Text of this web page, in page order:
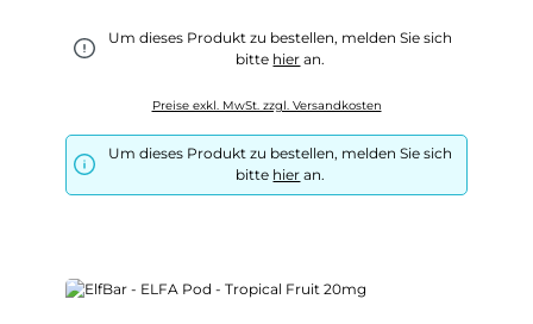
Um dieses Produkt zu bestellen, melden Sie sich
bitte hier an.
Preise exkl. MwSt. zzgl. Versandkosten
Um dieses Produkt zu bestellen, melden Sie sich
bitte hier an.